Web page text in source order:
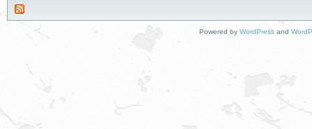
Powered by WordPressand